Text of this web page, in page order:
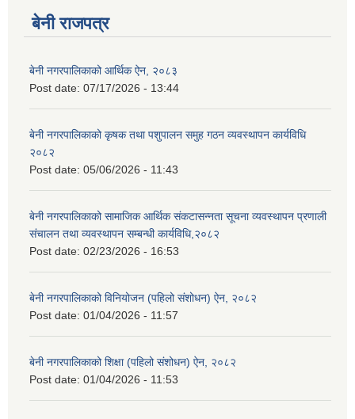
बेनी राजपत्र
बेनी नगरपालिकाको आर्थिक ऐन, २०८३
Post date: 07/17/2026 - 13:44
बेनी नगरपालिकाको कृषक तथा पशुपालन समुह गठन व्यवस्थापन कार्यविधि
२०८२
Post date: 05/06/2026 - 11:43
बेनी नगरपालिकाको सामाजिक आर्थिक संकटासन्नता सूचना व्यवस्थापन प्रणाली
संचालन तथा व्यवस्थापन सम्बन्धी कार्यविधि,२०८२
Post date: 02/23/2026 - 16:53
बेनी नगरपालिकाको विनियोजन (पहिलो संशोधन) ऐन, २०८२
Post date: 01/04/2026 - 11:57
बेनी नगरपालिकाको शिक्षा (पहिलो संशोधन) ऐन, २०८२
Post date: 01/04/2026 - 11:53